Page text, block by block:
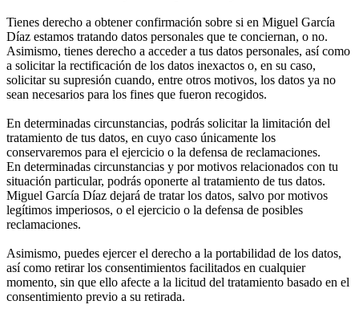
Tienes derecho a obtener confirmación sobre si en Miguel García
Díaz estamos tratando datos personales que te conciernan, o no.
Asimismo, tienes derecho a acceder a tus datos personales, así como
a solicitar la rectificación de los datos inexactos o, en su caso,
solicitar su supresión cuando, entre otros motivos, los datos ya no
sean necesarios para los fines que fueron recogidos.
En determinadas circunstancias, podrás solicitar la limitación del
tratamiento de tus datos, en cuyo caso únicamente los
conservaremos para el ejercicio o la defensa de reclamaciones.
En determinadas circunstancias y por motivos relacionados con tu
situación particular, podrás oponerte al tratamiento de tus datos.
Miguel García Díaz dejará de tratar los datos, salvo por motivos
legítimos imperiosos, o el ejercicio o la defensa de posibles
reclamaciones.
Asimismo, puedes ejercer el derecho a la portabilidad de los datos,
así como retirar los consentimientos facilitados en cualquier
momento, sin que ello afecte a la licitud del tratamiento basado en el
consentimiento previo a su retirada.